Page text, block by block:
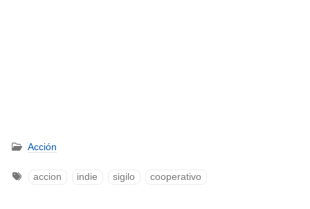
Acción
accion indie sigilo cooperativo